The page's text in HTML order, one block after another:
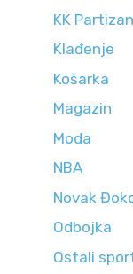
KK Partizan
Klađenje
Košarka
Magazin
Moda
NBA
Novak
Odbojka
Ostali